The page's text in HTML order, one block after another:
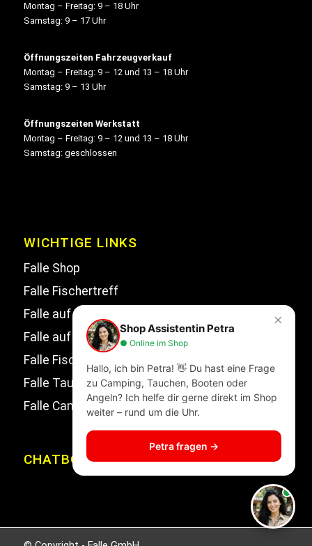
Montag – Freitag: 9 – 18 Uhr
Samstag: 9 – 17 Uhr
Öffnungszeiten Fahrzeugverkauf
Montag – Freitag: 9 – 12 und 13 – 18 Uhr
Samstag: 9 – 13 Uhr
Öffnungszeiten Werkstatt
Montag – Freitag: 9 – 12 und 13 – 18 Uhr
Samstag: geschlossen
WICHTIGE LINKS
Falle Shop
Falle Fischertreff
Falle auf Facebook
Falle auf Instagram
Falle Fischertreff auf Facebook
Falle Tauchsport auf Facebook
Falle Campingwelt Katalog
CHATBOT
×
Shop Assistentin Petra
● Online im Shop
Hallo, ich bin Petra! 👋 Du hast eine Frage
zu Camping, Tauchen, Booten oder
Angeln? Ich helfe dir gerne direkt im Shop
weiter – rund um die Uhr.
Petra fragen →